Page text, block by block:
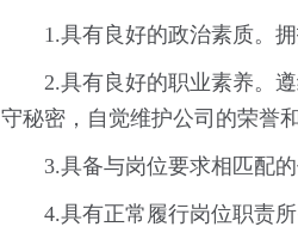
1.具有良好的政治素质。
2.具有良好的职业素养。
守秘密，自觉维护公司的荣誉和
3.具备与岗位要求相匹配
4.具有正常履行岗位职责